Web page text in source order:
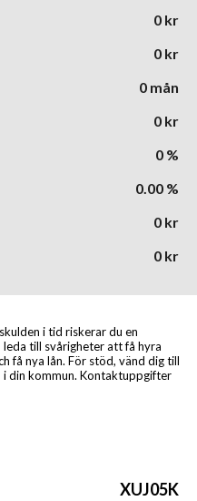
0 kr
0 kr
0 mån
0 kr
0 %
0.00 %
0 kr
0 kr
i tid riskerar du en
till svårigheter att få hyra
få nya lån. För stöd, vänd dig till
din kommun. Kontaktuppgifter
XUJ05K